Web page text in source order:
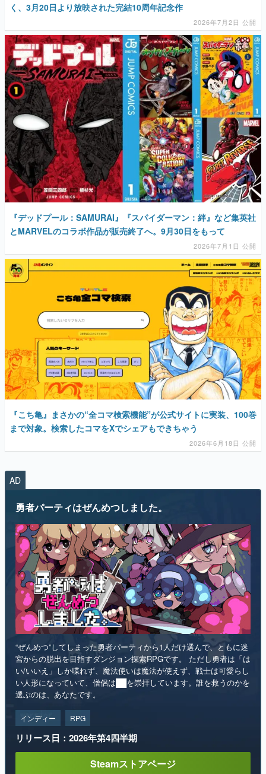
く、3月20日より放映された完結10周年記念作
2026年7月2日 公開
『デッドプール：SAMURAI』『スパイダーマン：絆』など集英社
とMARVELのコラボ作品が販売終了へ。9月30日をもって
2026年7月1日 公開
『こち亀』まさかの“全コマ検索機能”が公式サイトに実装、100巻
まで対象。検索したコマをXでシェアもできちゃう
2026年6月18日 公開
AD
勇者パーティはぜんめつしました。
“ぜんめつ”してしまった勇者パーティから1人だけ選んで、ともに迷
宮からの脱出を目指すダンジョン探索RPGです。 ただし勇者は「は
い/いいえ」しか喋れず、魔法使いは魔法が使えず、戦士は可愛らし
い人形になっていて、僧侶は██を崇拝しています。誰を救うのかを
選ぶのは、あなたです。
インディー RPG
リリース日：2026年第4四半期
Steamストアページ